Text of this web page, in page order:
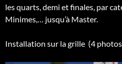
les quarts, demi et finales, par
Minimes,… jusqu’à Master.
Installation sur la grille (4